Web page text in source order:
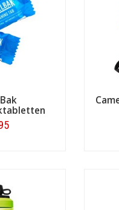
toevertrouwd en de meest
ultramoderne fietsrugzak